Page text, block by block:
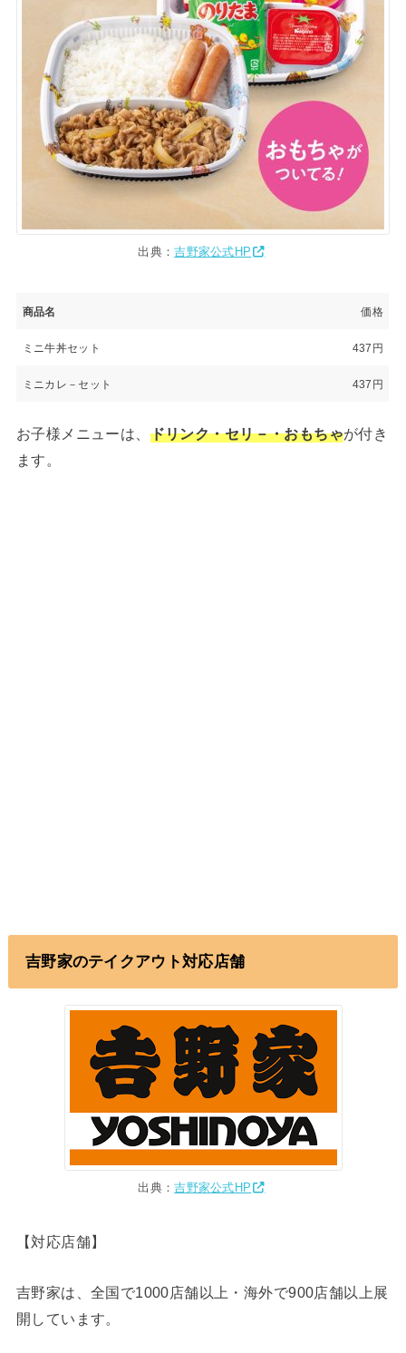
出典：吉野家公式HP
商品名 価格
ミニ牛丼セット 437円
ミニカレ－セット 437円
お子様メニューは、 ドリンク・セリ－・おもちゃが付き
ます。
吉野家のテイクアウト対応店舗
出典：吉野家公式HP
【対応店舗】
吉野家は、全国で1000店舗以上・海外で900店舗以上展
開しています。